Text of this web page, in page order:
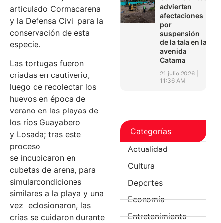
articulado Cormacarena
y la Defensa Civil para la
conservación de esta
especie.
Las tortugas fueron
criadas en cautiverio,
luego de recolectar los
huevos en época de
verano en las playas de
los ríos Guayabero
y Losada; tras este
proceso
se incubicaron en
cubetas de arena, para
simularcondiciones
similares a la playa y una
vez eclosionaron, las
crías se cuidaron durante
advierten
afectaciones
por
suspensión
de la tala en la
avenida
Catama
21 julio 2026
11:36 AM
Categorías
Actualidad
Cultura
Deportes
Economía
Entretenimiento